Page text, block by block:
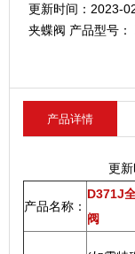
更新时间：2023-
夹蝶阀 产品型号：
产品详情
更
产品名称：
D371J
阀